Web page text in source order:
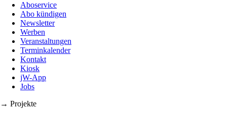
Aboservice
Abo kündigen
Newsletter
Werben
Veranstaltungen
Terminkalender
Kontakt
Kiosk
jW-App
Jobs
→ Projekte